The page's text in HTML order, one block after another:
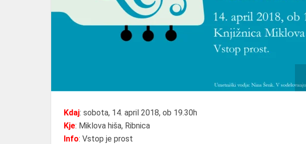
Kdaj: sobota, 14. april 2018, ob 19.30h
Kje: Miklova hiša, Ribnica
Info: Vstop je prost